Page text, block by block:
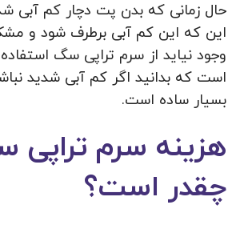
حال زمانی که بدن پت دچار کم آبی
این که این کم آبی برطرف شود و
وجود نیاید از سرم تراپی سگ
است که بدانید اگر کم آبی شدید
بسیار ساده است.
هزینه سرم
چقدر است؟